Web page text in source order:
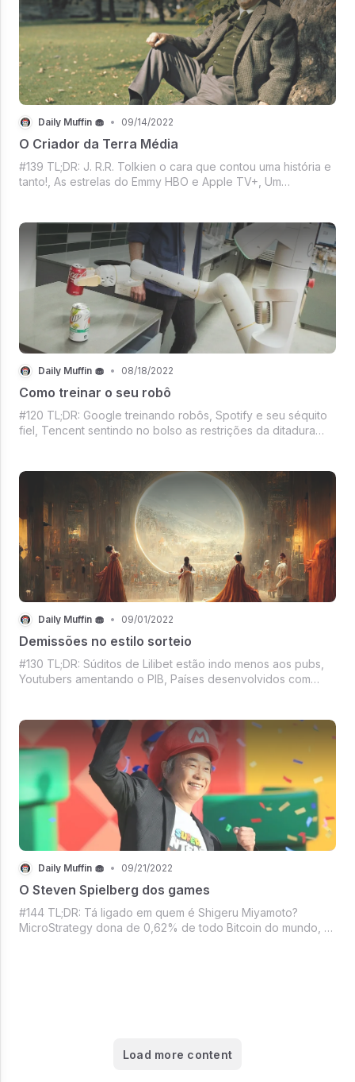
Daily Muffin 🧁 • 09/14/2022
O Criador da Terra Média
#139 TL;DR: J. R.R. Tolkien o cara que contou uma história e
tanto!, As estrelas do Emmy HBO e Apple TV+, Um
agora nível Queen B e RiRi, Polí
Daily Muffin 🧁 • 08/18/2022
Como treinar o seu robô
#120 TL;DR: Google treinando robôs, Spotify e seu séquito
fiel, Tencent sentindo no bolso as restrições da ditadura
Temos!, And more sempr
Daily Muffin 🧁 • 09/01/2022
Demissões no estilo sorteio
#130 TL;DR: Súditos de Lilibet estão indo menos aos pubs,
Youtubers amentando o PIB, Países desenvolvidos com
Terra-Média, E tem mais co...
Daily Muffin 🧁 • 09/21/2022
O Steven Spielberg dos games
#144 TL;DR: Tá ligado em quem é Shigeru Miyamoto?
MicroStrategy dona de 0,62% de todo Bitcoin do mundo, A
Load more content